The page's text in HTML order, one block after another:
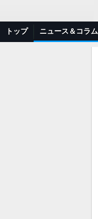
トップ ニュース＆コラム